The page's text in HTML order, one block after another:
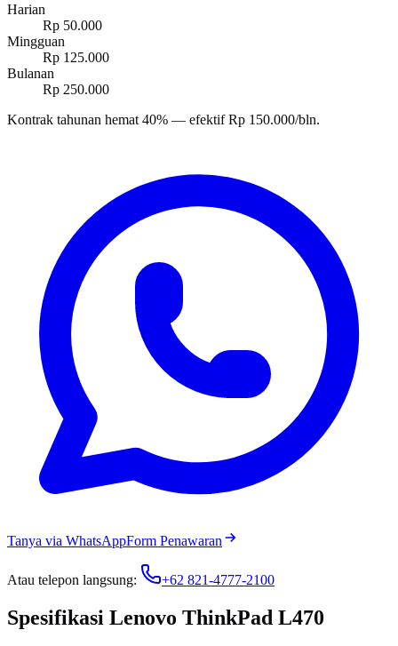
Harian
Rp 50.000
Mingguan
Rp 125.000
Bulanan
Rp 250.000
Kontrak tahunan hemat 40% — efektif Rp 150.000/bln.
Tanya via WhatsAppForm Penawaran
Atau telepon langsung: +62 821-4777-2100
Spesifikasi Lenovo ThinkPad L470